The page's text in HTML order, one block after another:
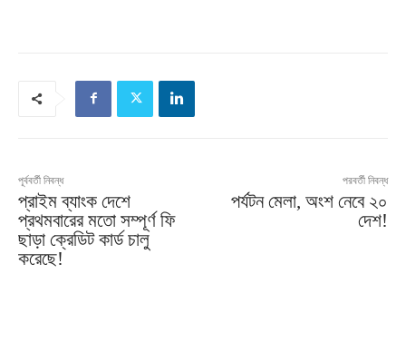
পূর্ববর্তী নিবন্ধ
প্রাইম ব্যাংক দেশে
প্রথমবারের মতো সম্পূর্ণ ফি
ছাড়া ক্রেডিট কার্ড চালু
করেছে!
পরবর্তী নিবন্ধ
পর্যটন মেলা, অংশ নেবে ২০
দেশ!